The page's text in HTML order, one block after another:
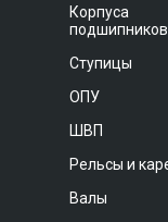
Корпуса
подшипников
Ступицы
ОПУ
ШВП
Рельсы и
Валы